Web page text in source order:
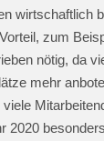
wirtschaftlich
zum
nötig, da
mehr
2020